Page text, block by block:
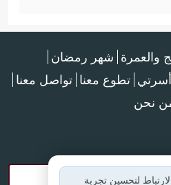
والعمرة شهر رمضان
تطوع معنا تواصل معنا
نحن
لتحسين تجربة